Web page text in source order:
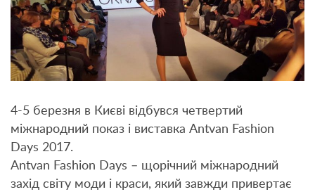
4-5 березня в Києві відбувся четвертий
міжнародний показ і виставка Antvan Fashion
Days 2017.
Antvan Fashion Days – щорічний міжнародний
захід світу моди і краси, який завжди привертає